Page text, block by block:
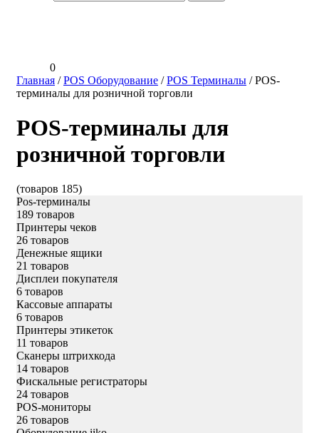
0
Главная /POS Оборудование /POS Терминалы /POS-
терминалы для розничной торговли
POS-терминалы для
розничной торговли
(товаров 185)
Pos-терминалы
189 товаров
Принтеры чеков
26 товаров
Денежные ящики
21 товаров
Дисплеи покупателя
6 товаров
Кассовые аппараты
6 товаров
Принтеры этикеток
11 товаров
Сканеры штрихкода
14 товаров
Фискальные регистраторы
24 товаров
POS-мониторы
26 товаров